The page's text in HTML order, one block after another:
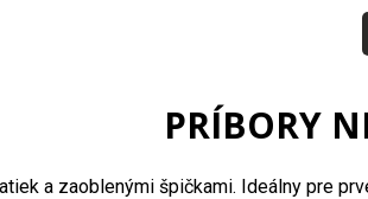
PRÍBORY
a zaoblenými špičkami. Ideálny pre